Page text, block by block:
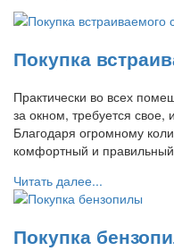
Покупка
Практически во всех
за окном, требуется свое,
Благодаря огромному
комфортный и
Читать далее...
Покупка